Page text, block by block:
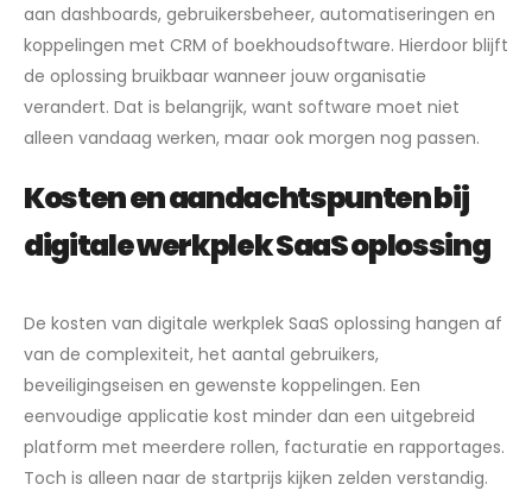
aan dashboards, gebruikersbeheer, automatiseringen en
koppelingen met CRM of boekhoudsoftware. Hierdoor blijft
de oplossing bruikbaar wanneer jouw organisatie
verandert. Dat is belangrijk, want software moet niet
alleen vandaag werken, maar ook morgen nog passen.
Kosten en aandachtspunten bij
digitale werkplek SaaS oplossing
De kosten van digitale werkplek SaaS oplossing hangen af
van de complexiteit, het aantal gebruikers,
beveiligingseisen en gewenste koppelingen. Een
eenvoudige applicatie kost minder dan een uitgebreid
platform met meerdere rollen, facturatie en rapportages.
Toch is alleen naar de startprijs kijken zelden verstandig.